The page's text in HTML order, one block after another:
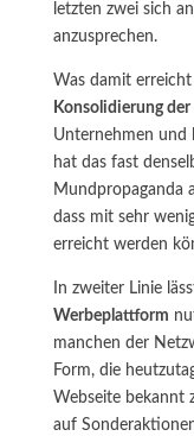
letzten zwei sich
anzusprechen.
Was damit
Konsolidierung
Unternehmen und
hat das fast
Mundpropaganda
dass mit sehr
erreicht werden
In zweiter Linie
Werbeplattform
manchen der
Form, die
Webseite bekannt
auf